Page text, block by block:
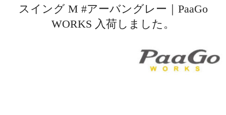
スイング M #アーバングレー｜PaaGo
WORKS 入荷しました。